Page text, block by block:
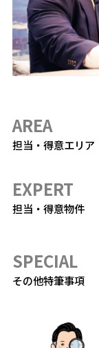
AREA
担当・得意エリア
EXPERT
担当・得意物件
SPECIAL
その他特筆事項